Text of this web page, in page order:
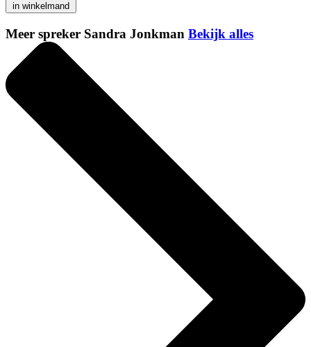
in winkelmand
Meer spreker Sandra Jonkman Bekijk alles